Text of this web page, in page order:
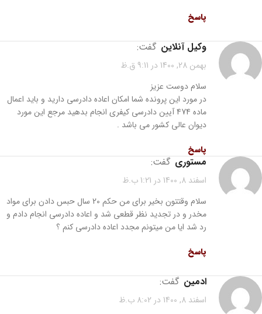
پاسخ
وکیل آنلاین گفت:
بهمن 28, 1400 در 9:11 ق.ظ
سلام دوست عزیز
در مورد این پرونده شما امکان اعاده دادرسی دارید و باید اعمال
ماده 474 آیین دادرسی کیفری انجام بدهید مرجع این مورد
دیوان عالی کشور می باشد .
پاسخ
مستوری گفت:
اسفند 8, 1400 در 1:21 ب.ظ
سلام وقتتون بخیر برای من حکم 20 سال حبس دادن برای مواد
مخدر و در تجدید نظر قطعی شد و اعاده دادرسی انجام دادم و
رد شد ایا من میتونم مجدد اعاده دادرسی کنم ؟
پاسخ
ادمین گفت:
اسفند 8, 1400 در 8:02 ب.ظ